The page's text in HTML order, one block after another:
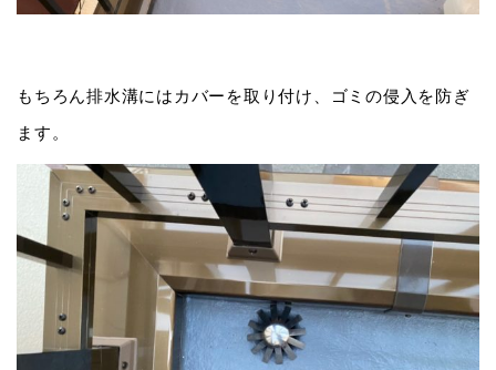
もちろん排水溝にはカバーを取り付け、ゴミの侵入を防ぎ
ます。